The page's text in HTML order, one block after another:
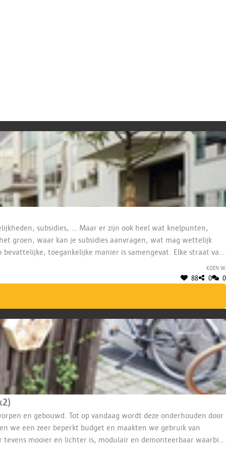
subsidies, … Maar er zijn ook heel wat knelpunten,
groen, waar kan je subsidies aanvragen, wat mag wettelijk
toegankelijke manier is samengevat. Elke straat van
Koen W.
88 0 0